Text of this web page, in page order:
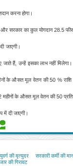
करना होगा।
सरकार का कुल योगदान 28.5
जाएगी।
जाते हैं, उन्हें इसका लाभ नहीं मिलेगा।
के औसत मूल वेतन की 50 % राशि
महीनों के औसत मूल वेतन की 50
दी जाएगी।
की मृत्युदर
की गिरावट
सरकारी कर्मी की